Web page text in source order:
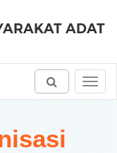
ADAT